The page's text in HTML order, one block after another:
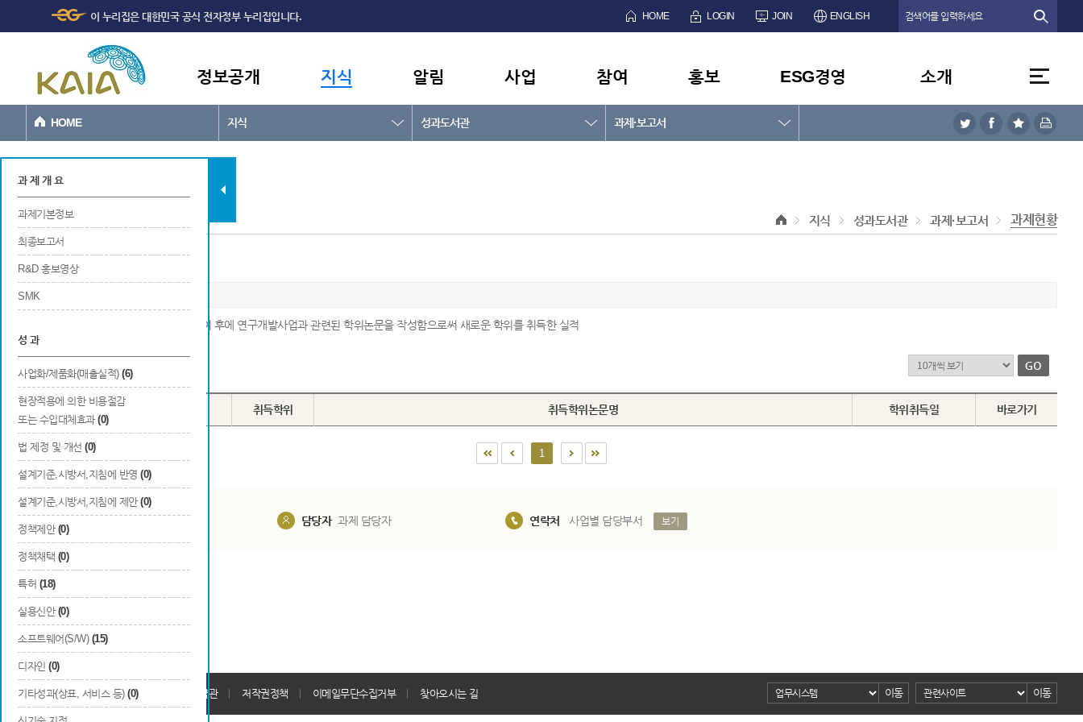
본문바로가기
이 누리집은 대한민국 공식 전자정부 누리집입니다. HOME LOGIN JOIN ENGLISH
정보공개 지식 알림 사업 참여 홍보 ESG경영 소개
HOME 지식 성과도서관 과제·보고서
과제현황
지식 성과도서관 과제·보고서 과제현황
과 제 개 요
과제기본정보
최종보고서
R&D 홍보영상
SMK
성 과
사업화/제품화(매출실적) (6)
현장적용에 의한 비용절감
또는 수입대체효과 (0)
법 제정 및 개선 (0)
설계기준,시방서,지침에 반영 (0)
설계기준,시방서,지침에 제안 (0)
정책제안 (0)
정책채택 (0)
특허 (18)
실용신안 (0)
소프트웨어(S/W) (15)
디자인 (0)
기타성과(상표, 서비스 등) (0)
인력양성
※ 해당 연구개발사업에 참여중 또는 참여 후에 연구개발사업과 관련된 학위논문을 작성함으로써 새로운 학위를 취득한 실적
Total0건
번호 이름 취득학위 취득학위논문명 학위취득일 바로가기
1
담당자 과제 담당자 연락처 사업별 담당부서 보기
개인정보처리방침 회원가입약관 저작권정책 이메일무단수집거부 찾아오시는 길 이동 이동